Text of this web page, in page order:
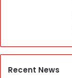
Recent News